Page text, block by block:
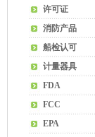
许可证
消防产品
船检认可
计量器具
FDA
FCC
EPA